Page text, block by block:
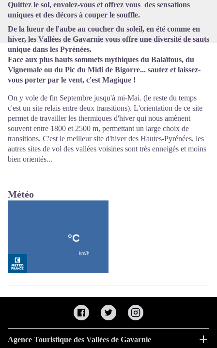
Quittez le sol, envolez-vous et offrez vous des sensations
uniques et des décors à couper le souffle.
De la lueur de l'aube au coucher du soleil, en été comme en
hiver, les Vallées de Gavarnie vous offre une diversité de sauts
unique dans les Pyrénées.
Face aux plus hauts sommets mythiques du Balaïtous, du
Vignemale ou du Pic du Midi de Bigorre... sautez et laissez-
vous porter par le vent, c'est Magique !
On y vole de fin Septembre jusqu'à mi-Mai. (le reste du temps
c'est un site relais entre deux transitions). L'orientation de ce site
permet de travailler les thermiques d'hiver qui nous amènent
souvent entre 1800 et 2500 m, permettant un large choix de
transitions. C'est le meilleur site d'hiver des Hautes-Pyrénées, les
autres sites de vol des vallées voisines sont très enneigés et moins
bien orientés...
Météo
Agence Touristique des Vallées de Gavarnie